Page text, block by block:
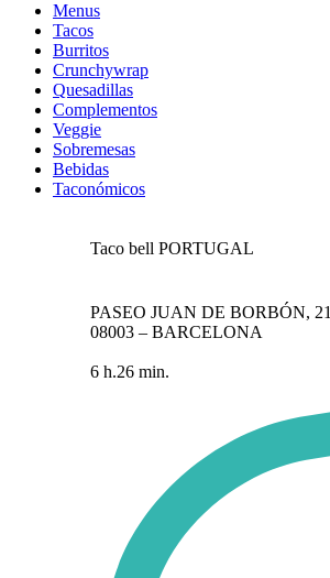
Menus
Tacos
Burritos
Crunchywrap
Quesadillas
Complementos
Veggie
Sobremesas
Bebidas
Taconómicos
Taco bell PORTUGAL
PASEO JUAN DE BORBÓN, 21
08003 – BARCELONA
6 h.26 min.